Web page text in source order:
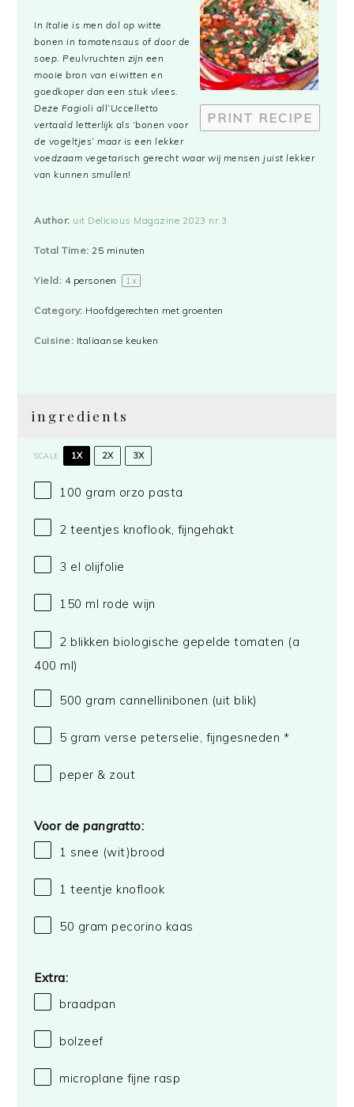
PRINT RECIPE
In Italie is men dol op witte
bonen in tomatensaus of door de
soep. Peulvruchten zijn een
mooie bron van eiwitten en
goedkoper dan een stuk vlees.
Deze Fagioli all’Uccelletto
vertaald letterlijk als ‘bonen voor
de vogeltjes’ maar is een lekker
voedzaam vegetarisch gerecht waar wij mensen juist lekker
van kunnen smullen!
Author: uit Delicious Magazine 2023 nr.3
Total Time: 25 minuten
Yield: 4personen 1 x
Category: Hoofdgerechten met groenten
Cuisine: Italiaanse keuken
ingredients
SCALE 1X 2X 3X
100 gram orzo pasta
2 teentjes knoflook, fijngehakt
3 el olijfolie
150 ml rode wijn
2 blikken biologische gepelde tomaten (a
400 ml)
500 gram cannellinibonen (uit blik)
5 gram verse peterselie, fijngesneden *
peper & zout
Voor de pangratto:
1 snee (wit)brood
1 teentje knoflook
50 gram pecorino kaas
Extra:
braadpan
bolzeef
microplane fijne rasp